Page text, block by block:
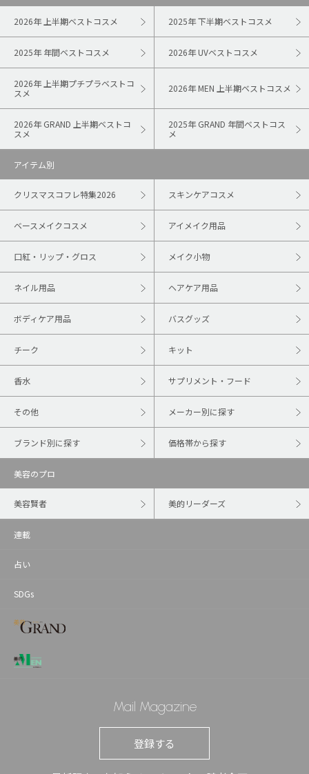
2026年 上半期ベストコスメ 2025年 下半期ベストコスメ
2025年 年間ベストコスメ 2026年 UVベストコスメ
2026年 上半期プチプラベストコ
スメ
2026年 MEN 上半期ベストコスメ
2026年 GRAND 上半期ベストコ
スメ
2025年 GRAND 年間ベストコス
メ
アイテム別
クリスマスコフレ特集2026 スキンケアコスメ
ベースメイクコスメ アイメイク用品
口紅・リップ・グロス メイク小物
ネイル用品 ヘアケア用品
ボディケア用品 バスグッズ
チーク キット
香水 サプリメント・フード
その他 メーカー別に探す
ブランド別に探す 価格帯から探す
美容のプロ
美容賢者 美的リーダーズ
連載
占い
SDGs
Mail Magazine
登録する